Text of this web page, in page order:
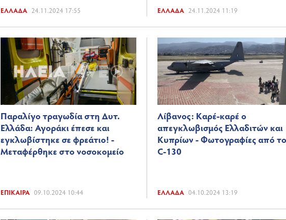
ΕΛΛΆΔΑ 24.11.2024 17:55 ΕΛΛΆΔΑ 24.11.2024 11:19
Παραλίγο τραγωδία στη Δυτ.
Ελλάδα: Αγοράκι έπεσε και
εγκλωβίστηκε σε φρεάτιο! -
Μεταφέρθηκε στο νοσοκομείο
ΕΠΊΚΑΙΡΑ 09.10.2024 10:44
Λίβανος: Καρέ-καρέ ο
απεγκλωβισμός Ελλαδιτών και
Κυπρίων - Φωτογραφίες από
C-130
ΕΛΛΆΔΑ 04.10.2024 13:19